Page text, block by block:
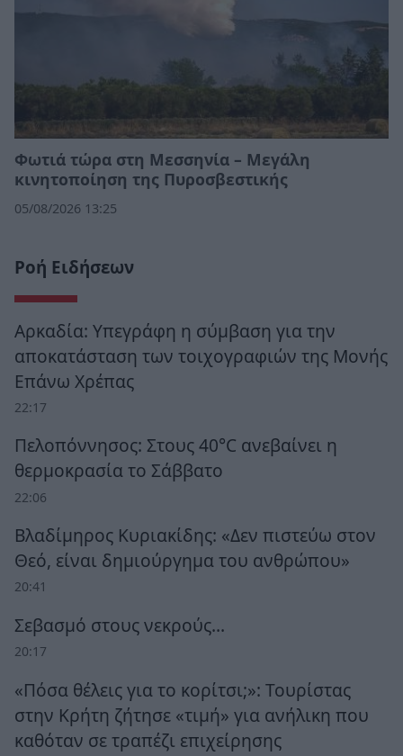
Φωτιά τώρα στη Μεσσηνία – Μεγάλη
κινητοποίηση της Πυροσβεστικής
05/08/2026 13:25
Ροή Ειδήσεων
Αρκαδία: Υπεγράφη η σύμβαση για την
αποκατάσταση των τοιχογραφιών της Μονής
Επάνω Χρέπας
22:17
Πελοπόννησος: Στους 40°C ανεβαίνει η
θερμοκρασία το Σάββατο
22:06
Βλαδίμηρος Κυριακίδης: «Δεν πιστεύω στον
Θεό, είναι δημιούργημα του ανθρώπου»
20:41
Σεβασμό στους νεκρούς…
20:17
«Πόσα θέλεις για το κορίτσι;»: Τουρίστας
στην Κρήτη ζήτησε «τιμή» για ανήλικη που
καθόταν σε τραπέζι επιχείρησης